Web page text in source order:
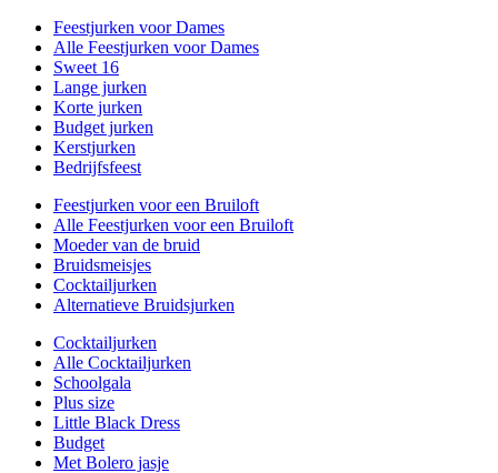
Feestjurken voor Dames
Alle Feestjurken voor Dames
Sweet 16
Lange jurken
Korte jurken
Budget jurken
Kerstjurken
Bedrijfsfeest
Feestjurken voor een Bruiloft
Alle Feestjurken voor een Bruiloft
Moeder van de bruid
Bruidsmeisjes
Cocktailjurken
Alternatieve Bruidsjurken
Cocktailjurken
Alle Cocktailjurken
Schoolgala
Plus size
Little Black Dress
Budget
Met Bolero jasje